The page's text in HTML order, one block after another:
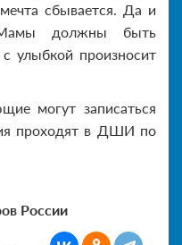
сбывается. Да и
должны быть
улыбкой произносит
могут записаться
проходят в ДШИ по
России